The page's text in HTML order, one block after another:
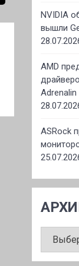
NVIDIA
вышли
AMD
Adrenalin
ASRock